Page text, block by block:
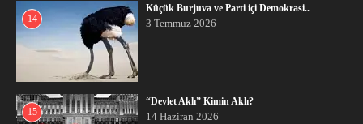
14
Küçük Burjuva ve Parti içi Demokrasi..
3 Temmuz 2026
15
“Devlet Aklı” Kimin Aklı?
14 Haziran 2026